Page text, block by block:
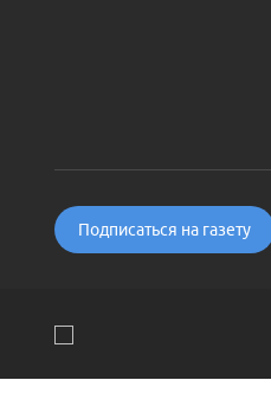
Подписаться на газету